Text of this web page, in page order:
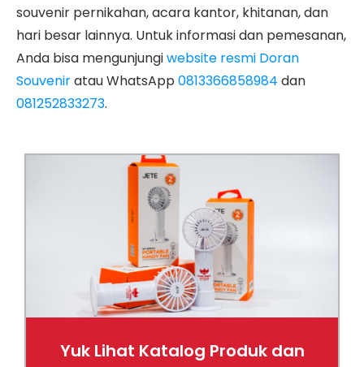
souvenir pernikahan, acara kantor, khitanan, dan
hari besar lainnya. Untuk informasi dan pemesanan,
Anda bisa mengunjungiwebsite resmi Doran
Souveniratau WhatsApp 0813366858984 dan
081252833273.
Yuk Lihat Katalog Produk dan